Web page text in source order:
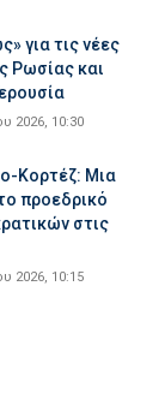
για τις νέες
Ρωσίας και
2026, 10:30
Κορτέζ: Μια
προεδρικό
στις
2026, 10:15